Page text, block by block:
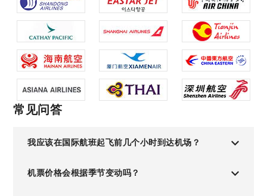
常见问答
我应该在国际航班起飞前几个小时到达机场？
机票价格会根据季节变动吗？